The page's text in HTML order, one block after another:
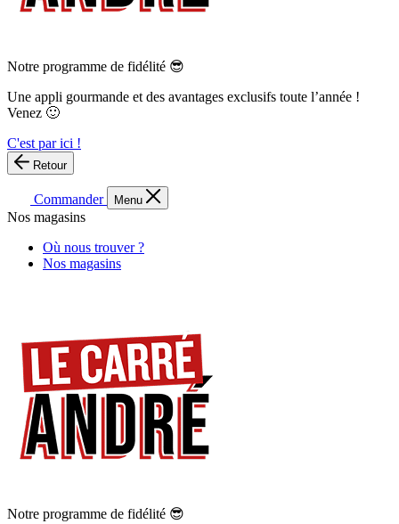
Notre programme de fidélité 😎
Une appli gourmande et des avantages exclusifs toute l’année !
Venez 🙂
C'est par ici !
Retour
Commander Menu
Nos magasins
Où nous trouver ?
Nos magasins
Notre programme de fidélité 😎